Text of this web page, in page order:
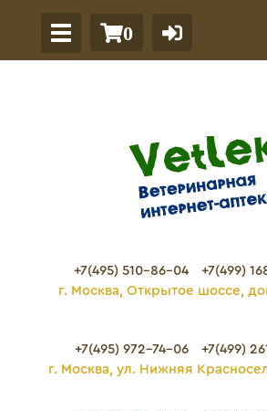
0
+7(495) 510-86-04
+7(499)
г. Москва, Открытое шоссе,
+7(495) 972-74-06
+7(499)
г. Москва, ул. Нижняя